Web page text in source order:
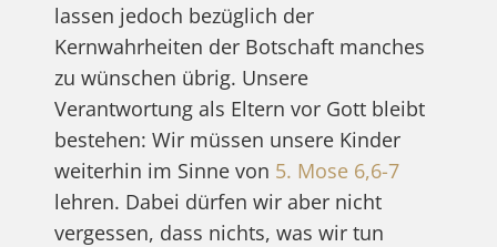
lassen jedoch bezüglich der
Kernwahrheiten der Botschaft manches
zu wünschen übrig. Unsere
Verantwortung als Eltern vor Gott bleibt
bestehen: Wir müssen unsere Kinder
weiterhin im Sinne von 5. Mose 6,6-7
lehren. Dabei dürfen wir aber nicht
vergessen, dass nichts, was wir tun